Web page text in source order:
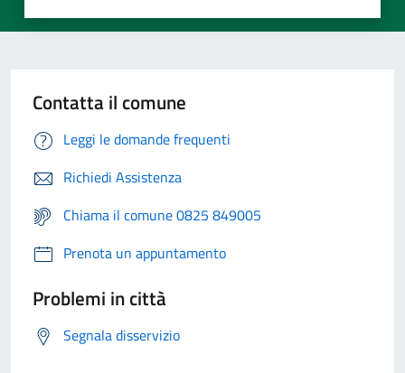
Contatta il comune
Leggi le domande frequenti
Richiedi Assistenza
Chiama il comune 0825 849005
Prenota un appuntamento
Problemi in città
Segnala disservizio